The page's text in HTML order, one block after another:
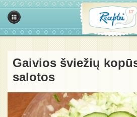
Gaivios šviežių
salotos